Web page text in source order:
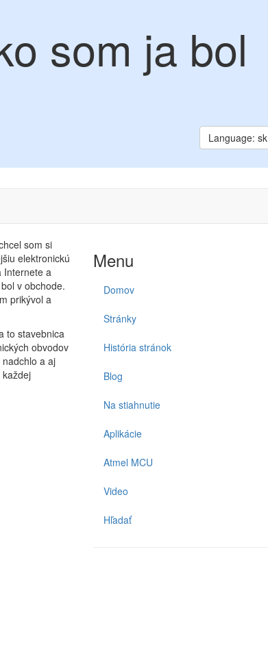
som ja bol
Language: sk
som si
elektronickú
Internete a
v obchode.
prikývol a
to stavebnica
obvodov
a aj
Menu
Domov
Stránky
História stránok
Blog
Na stiahnutie
Aplikácie
Atmel MCU
Video
Hľadať